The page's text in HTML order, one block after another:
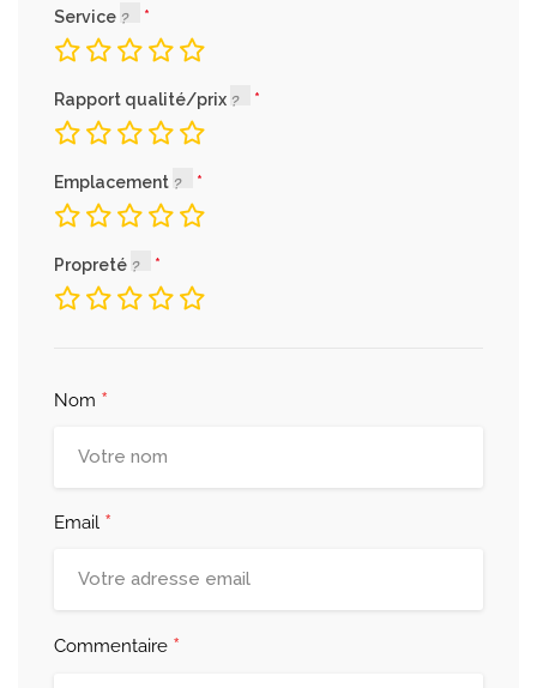
Service
Rapport qualité/prix
Emplacement
Propreté
Nom *
Email *
Commentaire *